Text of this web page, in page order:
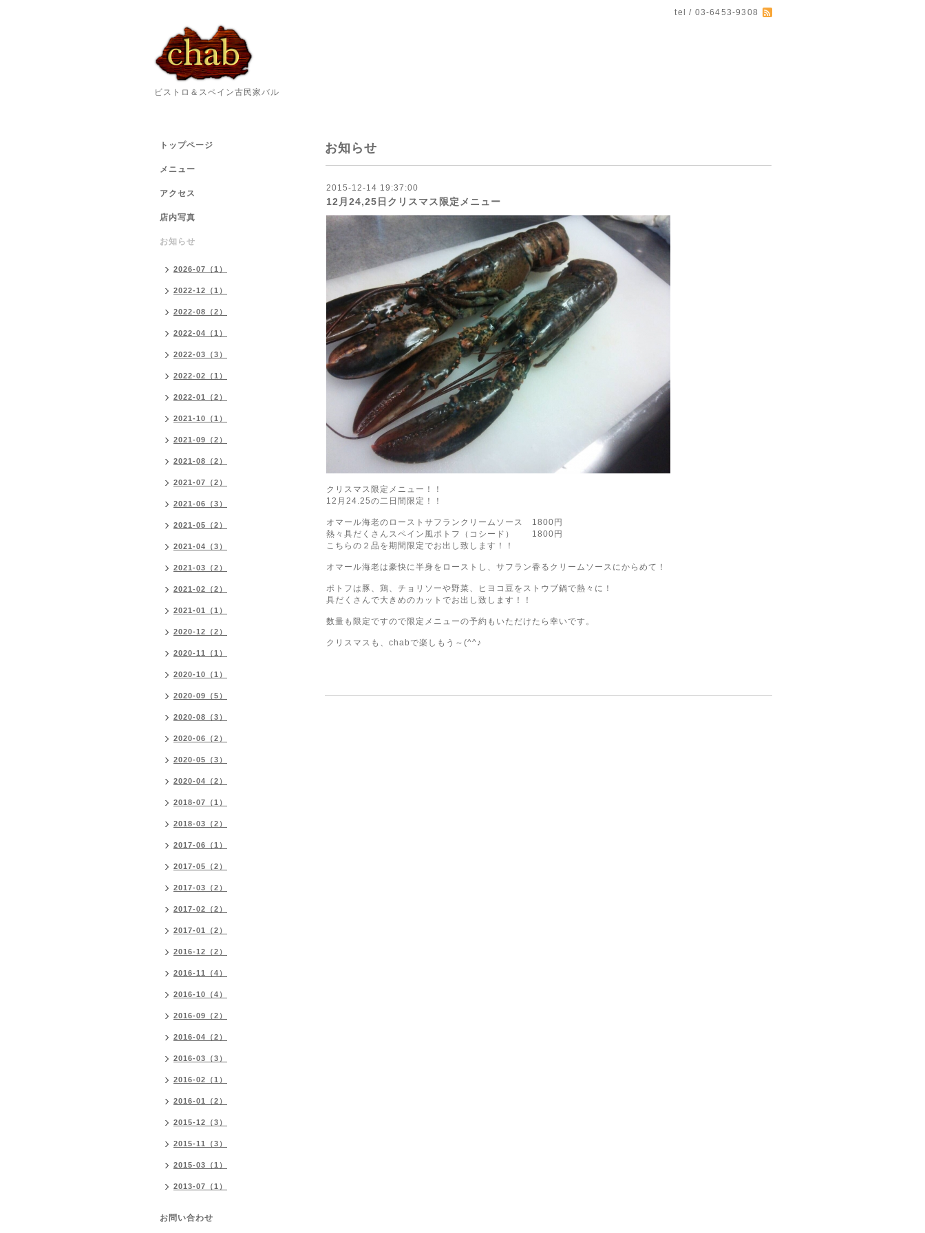
tel / 03-6453-9308
ビストロ＆スペイン古民家バル
お知らせ
2015-12-14 19:37:00
12月24,25日クリスマス限定メニュー
クリスマス限定メニュー！！
12月24.25の二日間限定！！
オマール海老のローストサフランクリームソース 1800円
熱々具だくさんスペイン風ポトフ（コシード） 1800円
こちらの２品を期間限定でお出し致します！！
オマール海老は豪快に半身をローストし、サフラン香るクリームソースにからめて！
ポトフは豚、鶏、チョリソーや野菜、ヒヨコ豆をストウブ鍋で熱々に！
具だくさんで大きめのカットでお出し致します！！
数量も限定ですので限定メニューの予約もいただけたら幸いです。
クリスマスも、chabで楽しもう～(^^♪
トップページ
メニュー
アクセス
店内写真
お知らせ
2026-07（1）
2022-12（1）
2022-08（2）
2022-04（1）
2022-03（3）
2022-02（1）
2022-01（2）
2021-10（1）
2021-09（2）
2021-08（2）
2021-07（2）
2021-06（3）
2021-05（2）
2021-04（3）
2021-03（2）
2021-02（2）
2021-01（1）
2020-12（2）
2020-11（1）
2020-10（1）
2020-09（5）
2020-08（3）
2020-06（2）
2020-05（3）
2020-04（2）
2018-07（1）
2018-03（2）
2017-06（1）
2017-05（2）
2017-03（2）
2017-02（2）
2017-01（2）
2016-12（2）
2016-11（4）
2016-10（4）
2016-09（2）
2016-04（2）
2016-03（3）
2016-02（1）
2016-01（2）
2015-12（3）
2015-11（3）
2015-03（1）
2013-07（1）
お問い合わせ